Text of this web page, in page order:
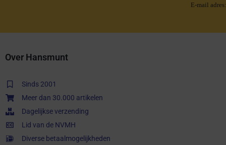
E-mail adres:
Over Hansmunt
Sinds 2001
Meer dan 30.000 artikelen
Dagelijkse verzending
Lid van de NVMH
Diverse betaalmogelijkheden